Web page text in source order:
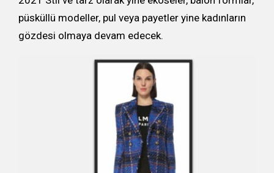
püsküllü modeller, pul veya payetler yine kadınların
gözdesi olmaya devam edecek.